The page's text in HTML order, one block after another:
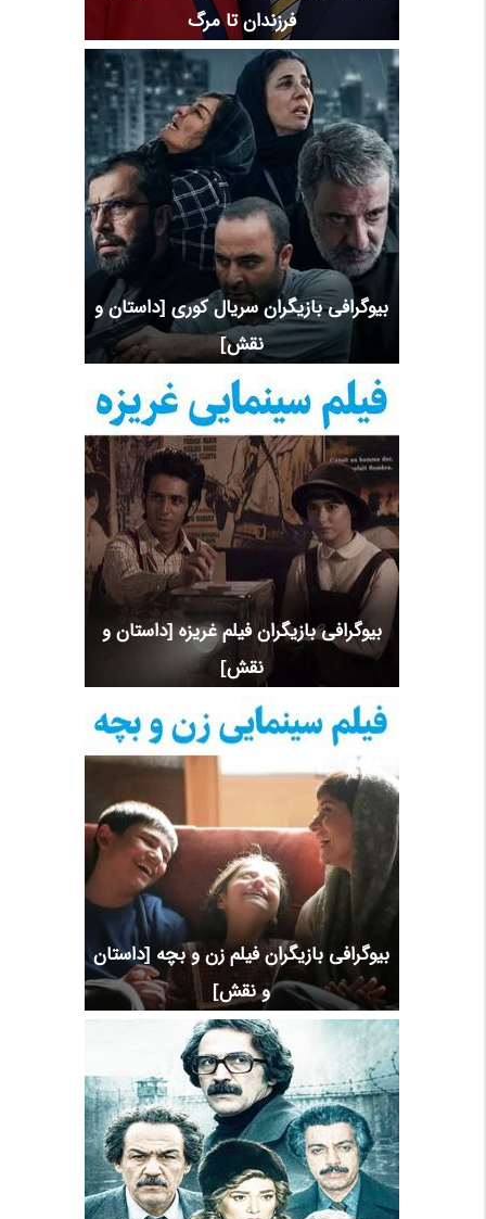
فرزندان تا مرگ
بیوگرافی بازیگران سریال کوری [داستان و
نقش]
بیوگرافی بازیگران فیلم غریزه [داستان و
نقش]
بیوگرافی بازیگران فیلم زن و بچه [داستان
و نقش]